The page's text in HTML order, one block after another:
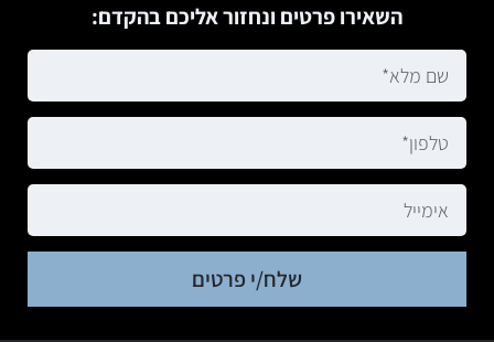
השאירו פרטים ונחזור אליכם בהקדם:
שלח/י פרטים